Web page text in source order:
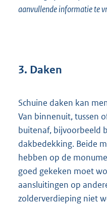
aanvullende informatie te
3. Daken
Schuine daken kan
Van binnenuit, tussen
buitenaf, bijvoorbeeld
dakbedekking. Beide
hebben op de
goed gekeken moet
aansluitingen op
zolderverdieping niet